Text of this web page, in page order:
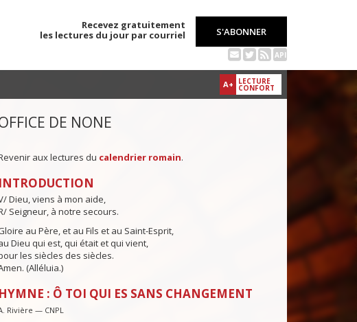
Recevez gratuitement
les lectures du jour par courriel
S'ABONNER
API
A+ LECTURE
CONFORT
DE NONE
aux lectures du calendrier romain.
INTRODUCTION
Dieu, viens à mon aide,
Seigneur, à notre secours.
au Père, et au Fils et au Saint-Esprit,
Dieu qui est, qui était et qui vient,
les siècles des siècles.
(Alléluia.)
HYMNE : Ô TOI QUI ES SANS CHANGEMENT
Rivière — CNPL